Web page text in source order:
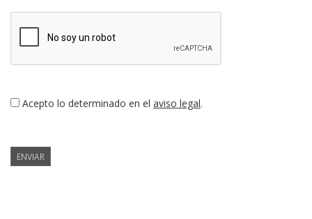
Acepto lo determinado en el aviso legal.
ENVIAR